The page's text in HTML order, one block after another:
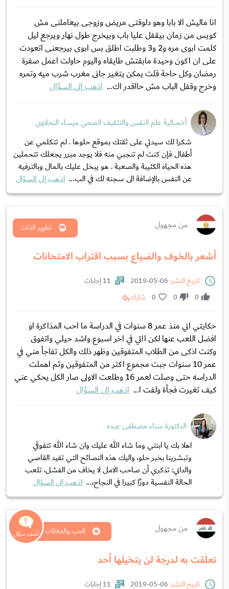
انا ماليش الا بابا وهو دلوقتى مريض وزوجى بيعاملنى مش
كويس من زمان بيقفل عليا باب وبيخرج طول نهار ويرجع ليل
كلمت ابوى مره و2 و3 وطلبت اطلق بس ابوى بيرجعنى اتعودت
على ان اكون وحيدة مابقتش طايقاه واليوم حاولت اعمل صفرة
رمضان وكل حاحة قلت يمكن يتغير جانى مغرب شرب ميه وتمره
وخرج وقفل الباب مش حااقدر اك... اذهب إلى السؤال
أخصائية علم النفس والتثقيف الصحي ميساء النحلاوي
شكرا لك سيدتي على ثقتك بموقع حلوها . لم تتكلمي عن
أطفال فإن كنت لم تنجبي منه فلا يوجد مبرر يجعلك تتحملين
هذه الحياه الكئيبة والصعبة . هو يبخل عليك بالمال وبالترفيه
عن النفس بالإضافة الى سجنه لك في الب... اذهب إلى السؤال
من مجهول
أشعر بالخوف والضياع بسبب اقتراب الامتحانات
تطوير الذات
تاريخ النشر:
11 إجابات
0
0
0 شارك
حكايتي اني منذ عمر 8 سنوات في الدراسة ما احب المذاكرة او
افضل اللعب عنها لكن ااتي في اخر اسبوع واشد حيلي واتفوق
وكنت اذكى من الطلاب المتفوقين وظهر ذلك والكل تفاجأ مني في
عمر 10 سنوات جبت مجموع اكتر من المتفوقين وثم اهملت
الدراسه حتى وصلت لعمر 16 وطلعت الاولى صار الكل يحكي عني
كيف تغيرت فجأة ولفت ا... اذهب إلى السؤال
الدكتورة سناء مصطفى عبده
اهلا بك يا ابنتي وما شاء الله عليك وان شاء الله تتفوقي
وتبشرينا بخبر حلو، واليك هذه النصائح التي تفيد القاصي
والداني: تذكري أن صاحب الامل لا يخاف من الفشل، تلعب
الحالة النفسية دورًا كبيرا في النجاح،... اذهب إلى السؤال
من مجهول
تعلقت به لدرجة لن يتخيلها أحد
الحب والعلاقات العاطفية
تاريخ النشر: 11 إجابات